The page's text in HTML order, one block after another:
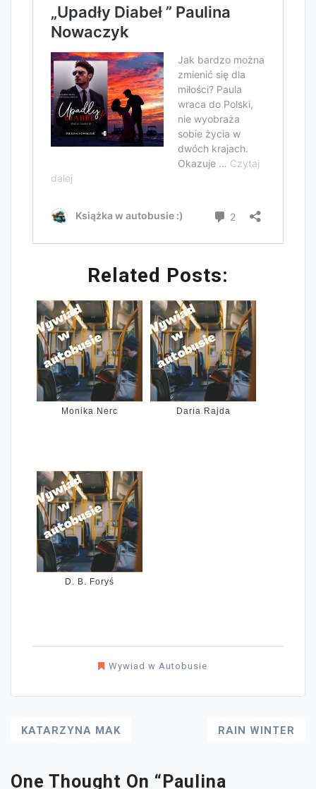
Related Posts:
Monika Nerc Daria Rajda
D. B. Foryś
Wywiad w Autobusie
Nawigacja
KATARZYNA MAK RAIN WINTER
One Thought On “ Paulina